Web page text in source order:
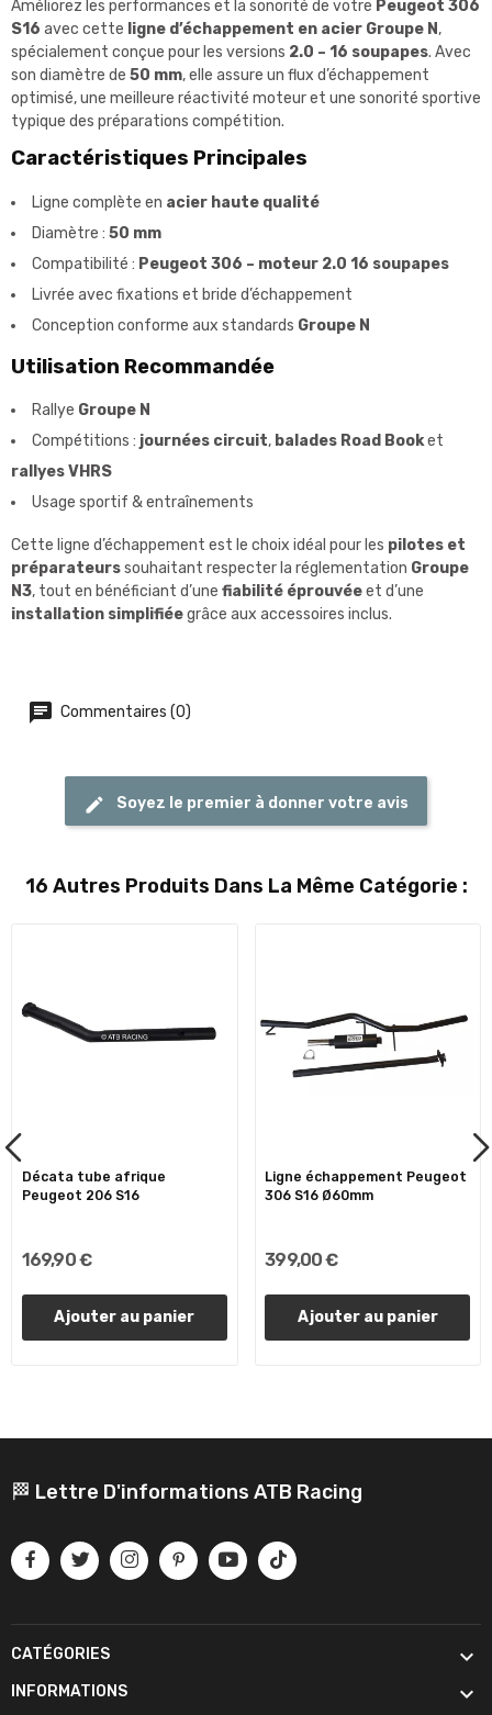
Améliorez les performances et la sonorité de votre Peugeot 306
S16 avec cette ligne d’échappement en acier Groupe N ,
spécialement conçue pour les versions 2.0 – 16 soupapes. Avec
son diamètre de 50 mm, elle assure un flux d’échappement
optimisé, une meilleure réactivité moteur et une sonorité sportive
typique des préparations compétition.
Caractéristiques Principales
Ligne complète en acier haute qualité
Diamètre : 50 mm
Compatibilité : Peugeot 306 – moteur 2.0 16 soupapes
Livrée avec fixations et bride d’échappement
Conception conforme aux standards Groupe N
Utilisation Recommandée
Rallye Groupe N
Compétitions : journées circuit, balades Road Booket
rallyes VHRS
Usage sportif & entraînements
Cette ligne d’échappement est le choix idéal pour les pilotes et
préparateurssouhaitant respecter la réglementation Groupe
N3, tout en bénéficiant d’une fiabilité éprouvéeet d’une
installation simplifiéegrâce aux accessoires inclus.
Commentaires (0)
Soyez le premier à donner votre avis
16 Autres Produits Dans La Même Catégorie :
Décata tube afrique
Peugeot 206 S16
169,90 €
Ajouter au panier
Ligne échappement Peugeot
306 S16 Ø60mm
399,00 €
Ajouter au panier
🏁 Lettre D'informations ATB Racing
CATÉGORIES 
INFORMATIONS 